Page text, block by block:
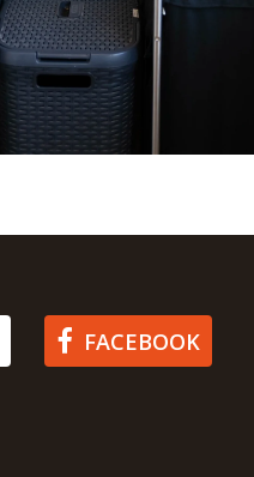
FACEBOOK